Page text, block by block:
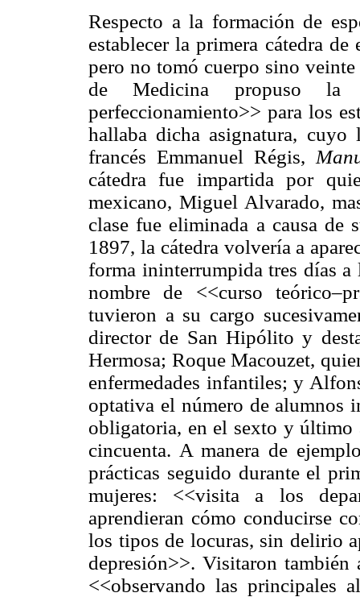
Respecto a la formación de
establecer la primera cátedra de
pero no tomó cuerpo sino veinte
de Medicina propuso la
perfeccionamiento>> para los
hallaba dicha asignatura,
francés Emmanuel Régis,
cátedra fue impartida por
mexicano, Miguel Alvarado,
clase fue eliminada a causa de
1897, la cátedra volvería a
forma ininterrumpida tres días a
nombre de <<curso
tuvieron a su cargo
director de San Hipólito y
Hermosa; Roque Macouzet,
enfermedades infantiles; y
optativa el número de alumnos
obligatoria, en el sexto y último
cincuenta. A manera de
prácticas seguido durante el
mujeres: <<visita a los
aprendieran cómo conducirse
los tipos de locuras, sin delirio
depresión>>. Visitaron también
<<observando las principales